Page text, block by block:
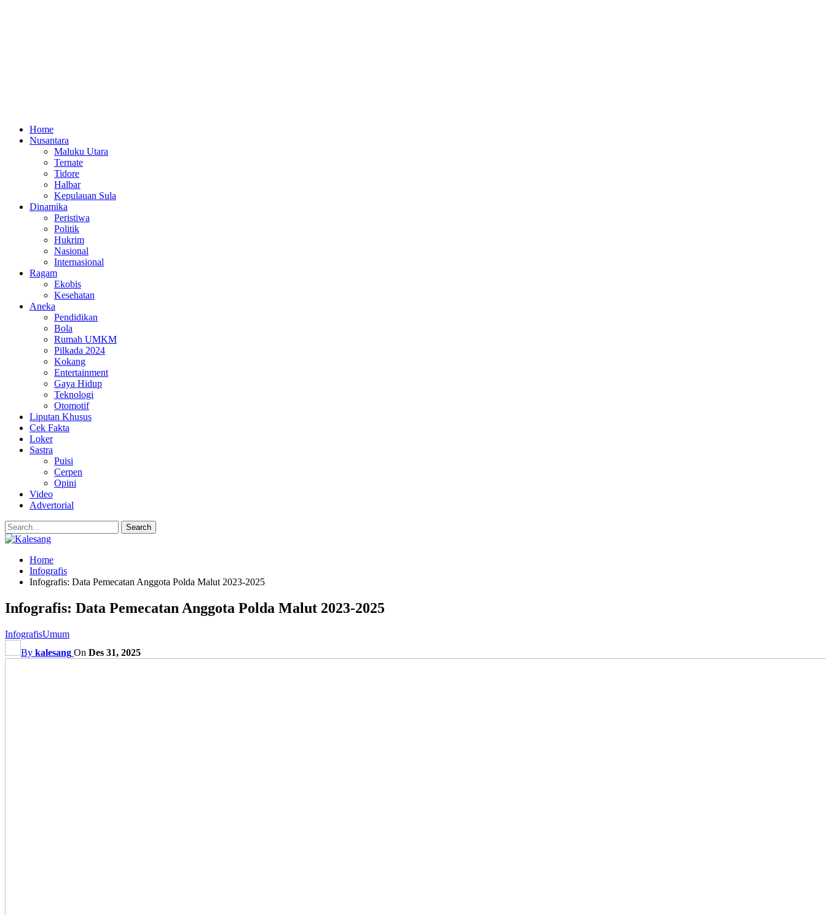
Home
Nusantara
Maluku Utara
Ternate
Tidore
Halbar
Kepulauan Sula
Dinamika
Peristiwa
Politik
Hukrim
Nasional
Internasional
Ragam
Ekobis
Kesehatan
Aneka
Pendidikan
Bola
Rumah UMKM
Pilkada 2024
Kokang
Entertainment
Gaya Hidup
Teknologi
Otomotif
Liputan Khusus
Cek Fakta
Loker
Sastra
Puisi
Cerpen
Opini
Video
Advertorial
Home
Infografis
Infografis: Data Pemecatan Anggota Polda Malut 2023-2025
Infografis: Data Pemecatan Anggota Polda Malut 2023-2025
InfografisUmum
By kalesang On Des 31, 2025